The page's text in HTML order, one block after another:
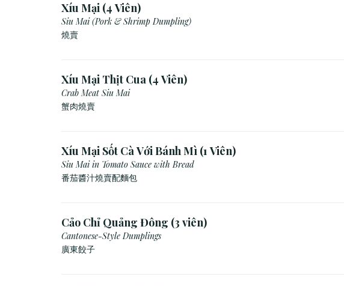
Xíu Mại (4 Viên)
Siu Mai (Pork & Shrimp Dumpling)
燒賣
Xíu Mại Thịt Cua (4 Viên)
Crab Meat Siu Mai
蟹肉燒賣
Xíu Mại Sốt Cà Với Bánh Mì (1 Viên)
Siu Mai in Tomato Sauce with Bread
番茄醬汁燒賣配麵包
Cảo Chỉ Quảng Đông (3 viên)
Cantonese-Style Dumplings
廣東餃子